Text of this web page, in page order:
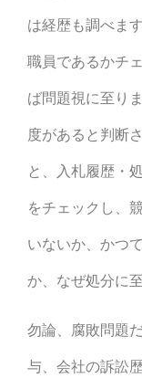
は経歴も調べま
職員であるかチ
ば問題視に至り
度があると判断
と、入札履歴・
をチェックし、
いないか、かつ
か、なぜ処分に
勿論、腐敗問題
与、会社の訴訟